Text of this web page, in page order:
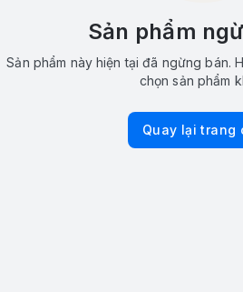
Sản phẩm
Sản phẩm này hiện tại đã ngừng bán.
chọn sản phẩm
Quay lại trang